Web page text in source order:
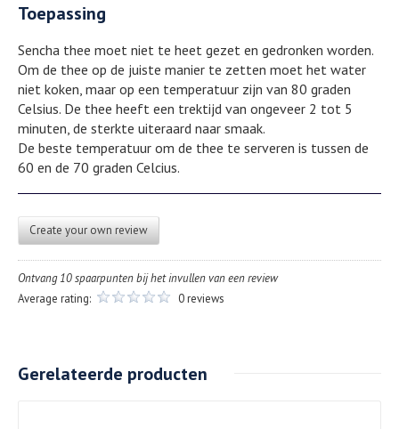
Toepassing
Sencha thee moet niet te heet gezet en gedronken worden.
Om de thee op de juiste manier te zetten moet het water
niet koken, maar op een temperatuur zijn van 80 graden
Celsius. De thee heeft een trektijd van ongeveer 2 tot 5
minuten, de sterkte uiteraard naar smaak.
De beste temperatuur om de thee te serveren is tussen de
60 en de 70 graden Celcius.
Create your own review
Ontvang 10 spaarpunten bij het invullen van een review
Average rating:
0 reviews
Gerelateerde producten